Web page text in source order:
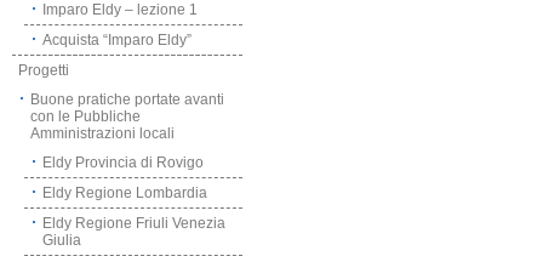
Imparo Eldy – lezione 1
Acquista “Imparo Eldy”
Progetti
Buone pratiche portate avanti
con le Pubbliche
Amministrazioni locali
Eldy Provincia di Rovigo
Eldy Regione Lombardia
Eldy Regione Friuli Venezia
Giulia